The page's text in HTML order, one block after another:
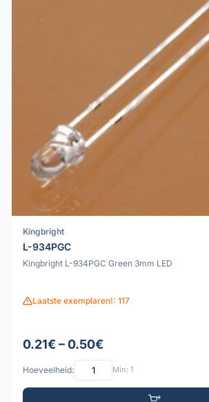
Kingbright
L-934PGC
Kingbright L-934PGC Green 3mm LED
Laatste exemplaren!: 117
0.21€ – 0.50€
Hoeveelheid: Min: 1